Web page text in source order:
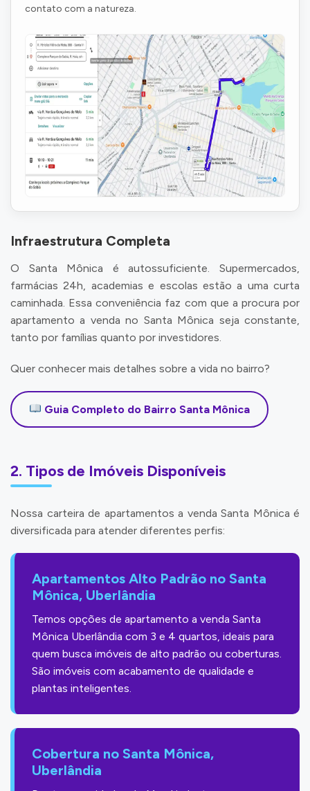
contato com a natureza.
Infraestrutura Completa
O Santa Mônica é autossuficiente. Supermercados,
farmácias 24h, academias e escolas estão a uma curta
caminhada. Essa conveniência faz com que a procura por
apartamento a venda no Santa Mônica seja constante,
tanto por famílias quanto por investidores.
Quer conhecer mais detalhes sobre a vida no bairro?
Guia Completo do Bairro Santa Mônica
2. Tipos de Imóveis Disponíveis
Nossa carteira de apartamentos a venda Santa Mônica é
diversificada para atender diferentes perfis:
Apartamentos Alto Padrão no Santa
Mônica, Uberlândia
Temos opções de apartamento a venda Santa
Mônica Uberlândia com 3 e 4 quartos, ideais para
quem busca imóveis de alto padrão ou coberturas.
São imóveis com acabamento de qualidade e
plantas inteligentes.
Cobertura no Santa Mônica,
Uberlândia